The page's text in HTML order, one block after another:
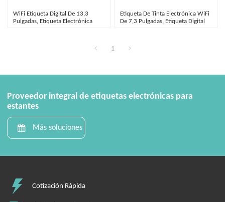
WiFi Etiqueta Digital De 13,3
Pulgadas, Etiqueta Electrónica
Etiqueta De Tinta Electrónica WiFi
De 7,3 Pulgadas, Etiqueta Digital
1
Proveedor integral de etiquetas electrónicas para
estantes
Más soluciones
Cotización Rápida